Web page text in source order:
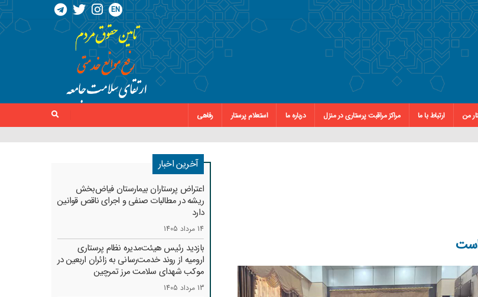
EN
من ارتباط با ما مراکز مراقبت پرستاری در منزل درباره ما استعلام پرستار
رفاهی
است
آخرین اخبار
اعتراض پرستاران بیمارستان فیاض‌بخش
ریشه در مطالبات صنفی و اجرای ناقص قوانین
دارد
14 مرداد 1405
بازدید رئیس هیئت‌مدیره نظام پرستاری
ارومیه از روند خدمت‌رسانی به زائران اربعین در
موکب شهدای سلامت مرز تمرچین
13 مرداد 1405